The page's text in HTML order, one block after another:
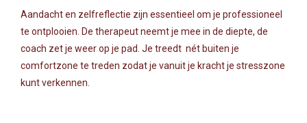
Aandacht en zelfreflectie zijn essentieel om je professioneel
te ontplooien. De therapeut neemt je mee in de diepte, de
coach zet je weer op je pad. Je treedt nét buiten je
comfortzone te treden zodat je vanuit je kracht je stresszone
kunt verkennen.